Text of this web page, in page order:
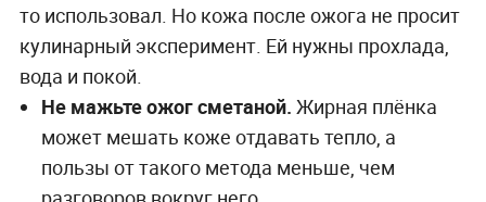
то использовал. Но кожа после ожога не просит
кулинарный эксперимент. Ей нужны прохлада,
вода и покой.
Не мажьте ожог сметаной. Жирная плёнка
может мешать коже отдавать тепло, а
пользы от такого метода меньше, чем